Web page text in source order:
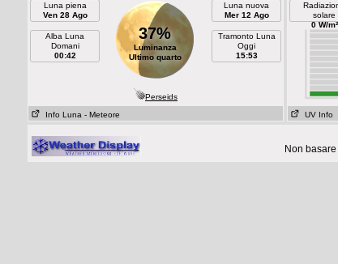
Luna piena
Ven 28 Ago
Alba Luna
Domani
00:42
37%
Luminanza
Ultimo quarto
Luna nuova
Mer 12 Ago
Tramonto Luna
Oggi
15:53
Perseids
Info Luna - Meteore
solare
0 W/m²
UV Info
Non